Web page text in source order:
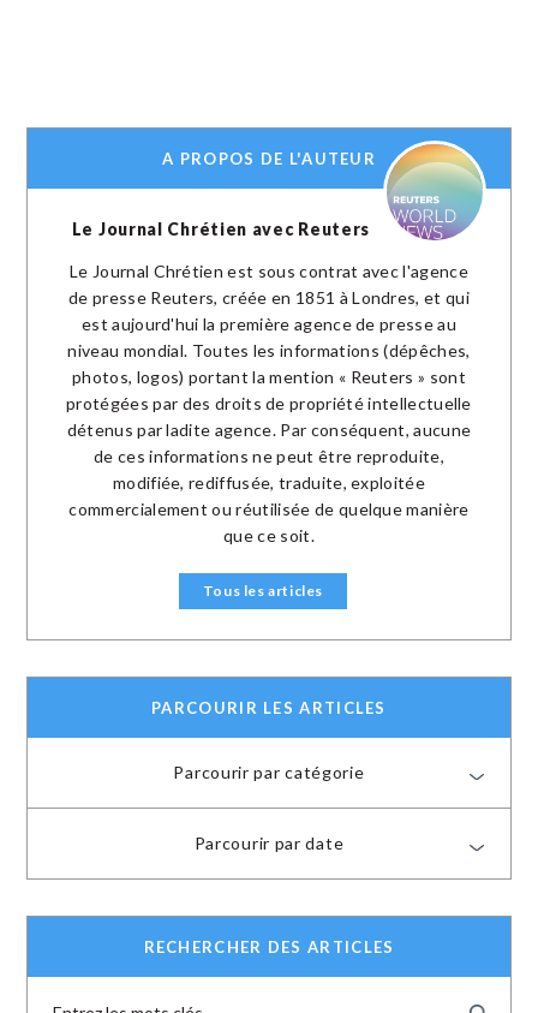
A PROPOS DE L'AUTEUR
Le Journal Chrétien avec Reuters
Le Journal Chrétien est sous contrat avec l'agence
de presse Reuters, créée en 1851 à Londres, et qui
est aujourd'hui la première agence de presse au
niveau mondial. Toutes les informations (dépêches,
photos, logos) portant la mention « Reuters » sont
protégées par des droits de propriété intellectuelle
détenus par ladite agence. Par conséquent, aucune
de ces informations ne peut être reproduite,
modifiée, rediffusée, traduite, exploitée
commercialement ou réutilisée de quelque manière
que ce soit.
Tous les articles
PARCOURIR LES ARTICLES
Parcourir par catégorie
Parcourir par date
RECHERCHER DES ARTICLES